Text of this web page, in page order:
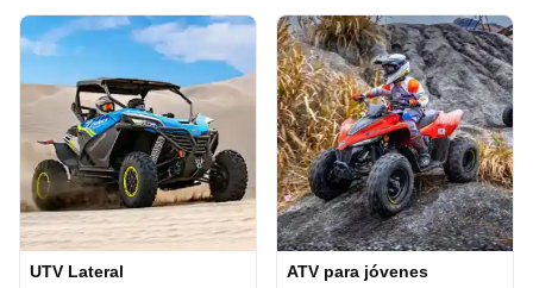
UTV Lateral ATV para jóvenes